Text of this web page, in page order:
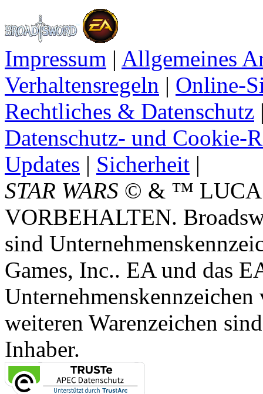
Impressum | Allgemeines
Verhaltensregeln | Online-
Rechtliches & Datenschutz
Datenschutz- und Cookie-
Updates | Sicherheit |
STAR WARS © & ™
VORBEHALTEN.
sind
Games, Inc.. EA und das
weiteren Warenzeichen
Inhaber.